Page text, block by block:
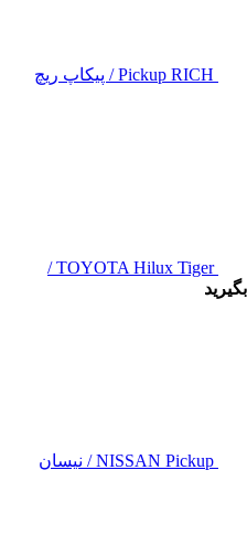
Pickup RICH / پیکاپ ریچ
TOYOTA Hilux Tiger /
NISSAN Pickup / نیسان